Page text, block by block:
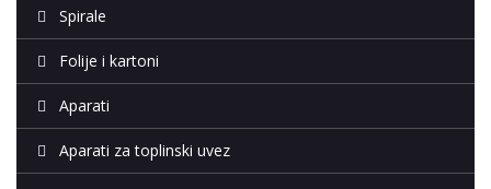
Spirale
Folije i kartoni
Aparati
Aparati za toplinski uvez